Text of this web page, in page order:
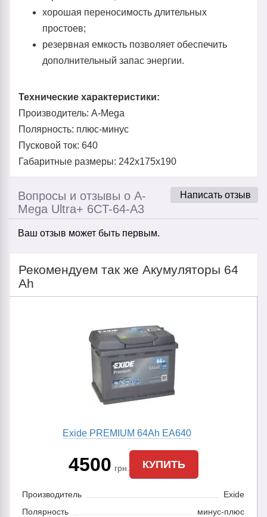
хорошая переносимость длительных
простоев;
резервная емкость позволяет обеспечить
дополнительный запас энергии.
Технические характеристики:
Производитель: A-Mega
Полярность: плюс-минус
Пусковой ток: 640
Габаритные размеры: 242x175x190
Написать отзыв
Вопросы и отзывы о A-
Mega Ultra+ 6CT-64-А3
Ваш отзыв может быть первым.
Рекомендуем так же Акумуляторы 64
Ah
Exide PREMIUM 64Ah EA640
4500 грн. КУПИТЬ
Производитель
Exide
Полярность
минус-плюс